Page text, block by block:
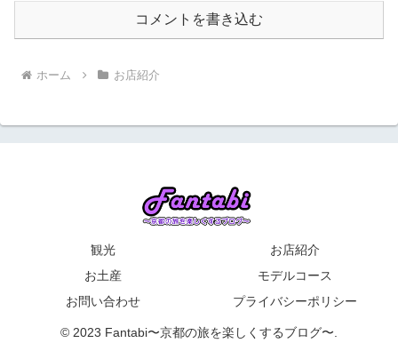
コメントを書き込む
ホーム お店紹介
観光
お店紹介
お土産
モデルコース
お問い合わせ
プライバシーポリシー
© 2023 Fantabi〜京都の旅を楽しくするブログ〜.